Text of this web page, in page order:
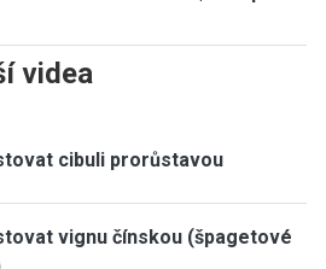
videa
cibuli prorůstavou
vignu čínskou (špagetové